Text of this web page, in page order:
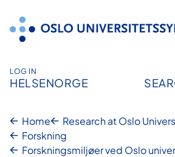
innhold
LOG IN
HELSENORGE
Home
Research at Oslo
Forskning
Forskningsmiljøer ved Oslo